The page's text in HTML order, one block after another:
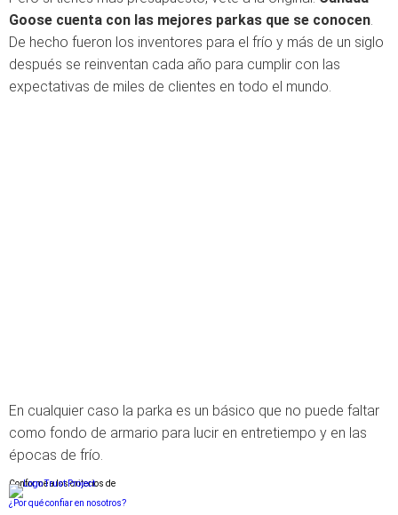
Goose cuenta con las mejores parkas que se conocen.
De hecho fueron los inventores para el frío y más de un siglo
después se reinventan cada año para cumplir con las
expectativas de miles de clientes en todo el mundo.
En cualquier caso la parka es un básico que no puede faltar
como fondo de armario para lucir en entretiempo y en las
épocas de frío.
Conforme a los criterios de
¿Por qué confiar en nosotros?